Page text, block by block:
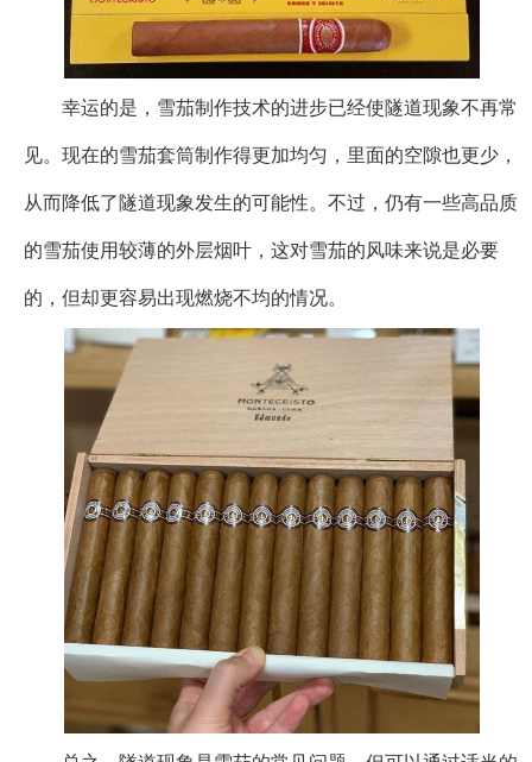
幸运的是，雪茄制作技术的进步已经使隧道现象不再常
见。现在的雪茄套筒制作得更加均匀，里面的空隙也更少，
从而降低了隧道现象发生的可能性。不过，仍有一些高品质
的雪茄使用较薄的外层烟叶，这对雪茄的风味来说是必要
的，但却更容易出现燃烧不均的情况。